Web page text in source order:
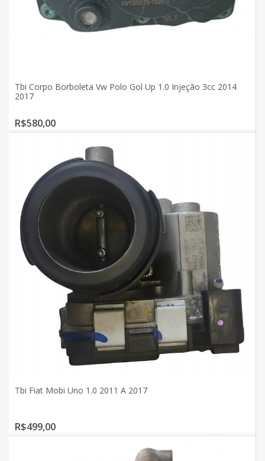
Tbi Corpo Borboleta Vw Polo Gol Up 1.0 Injeção 3cc 2014
2017
R$580,00
Tbi Fiat Mobi Uno 1.0 2011 A 2017
R$499,00